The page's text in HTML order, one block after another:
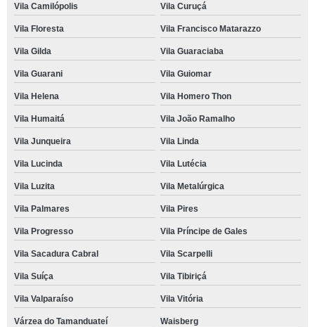
Vila Camilópolis Vila Curuçá
Vila Floresta Vila Francisco Matarazzo
Vila Gilda Vila Guaraciaba
Vila Guarani Vila Guiomar
Vila Helena Vila Homero Thon
Vila Humaitá Vila João Ramalho
Vila Junqueira Vila Linda
Vila Lucinda Vila Lutécia
Vila Luzita Vila Metalúrgica
Vila Palmares Vila Pires
Vila Progresso Vila Príncipe de Gales
Vila Sacadura Cabral Vila Scarpelli
Vila Suíça Vila Tibiriçá
Vila Valparaíso Vila Vitória
Várzea do Tamanduateí
Waisberg